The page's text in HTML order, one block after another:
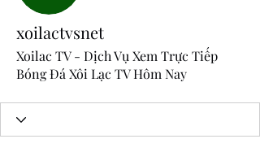
xoilactvsnet
Xoilac TV - Dịch Vụ Xem Trực Tiếp
Bóng Đá Xôi Lạc TV Hôm Nay